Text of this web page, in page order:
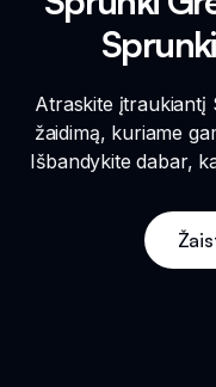
Atraskite įtraukiantį
žaidimą, kuriame
Išbandykite dabar,